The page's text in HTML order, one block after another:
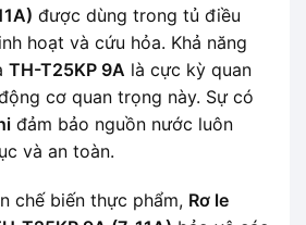
được dùng trong tủ điều
hoạt và cứu hỏa. Khả năng
TH-T25KP 9A là cực kỳ quan
cơ quan trọng này. Sự có
đảm bảo nguồn nước luôn
và an toàn.
chế biến thực phẩm, Rơ le